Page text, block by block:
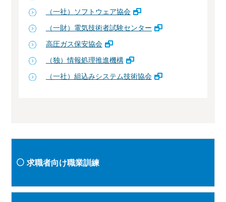
（一社）ソフトウェア協会
（一財）電気技術者試験センター
高圧ガス保安協会
（独）情報処理推進機構
（一社）組込みシステム技術協会
求職者向け職業訓練